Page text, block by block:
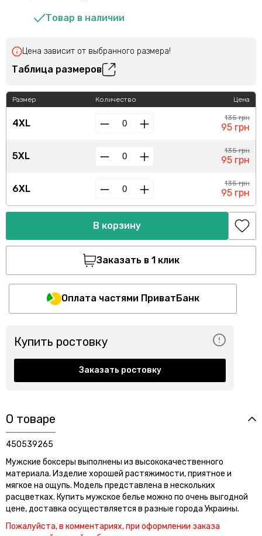
Товар в наличии
Цена зависит от выбранного размера!
Таблица размеров
Размер
4XL
5XL
6XL
Количество Цена
135 грн
95 грн
135 грн
95 грн
135 грн
95 грн
В корзину
Заказать в 1 клик
Оплата частями ПриватБанк
Купить ростовку
Заказать ростовку
О товаре
450539265
Мужские боксеры выполнены из высококачественного
материала. Изделие хорошей растяжимости, приятное и
мягкое на ощупь. Модель представлена в нескольких
расцветках. Купить мужское белье можно по очень выгодной
цене, доставка осуществляется в разные города Украины.
Пожалуйста, в комментариях, при оформлении заказа